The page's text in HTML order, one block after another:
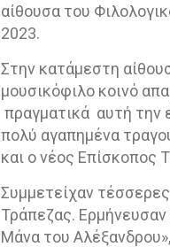
αίθουσα του
2023.
Στην κατάμεστη
μουσικόφιλο κοινό
πραγματικά αυτή την
πολύ αγαπημένα
και ο νέος Επίσκοπος
Συμμετείχαν τέσσερες
Τράπεζας. Ερμήνευσαν
Μάνα του